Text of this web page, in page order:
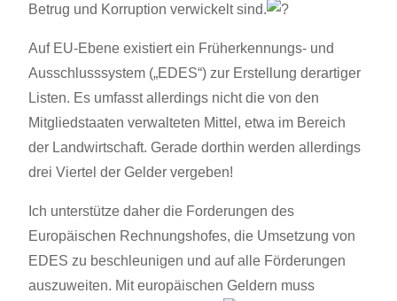
Betrug und Korruption verwickelt sind.
Auf EU-Ebene existiert ein Früherkennungs- und
Ausschlusssystem („EDES“) zur Erstellung derartiger
Listen. Es umfasst allerdings nicht die von den
Mitgliedstaaten verwalteten Mittel, etwa im Bereich
der Landwirtschaft. Gerade dorthin werden allerdings
drei Viertel der Gelder vergeben!
Ich unterstütze daher die Forderungen des
Europäischen Rechnungshofes, die Umsetzung von
EDES zu beschleunigen und auf alle Förderungen
auszuweiten. Mit europäischen Geldern muss